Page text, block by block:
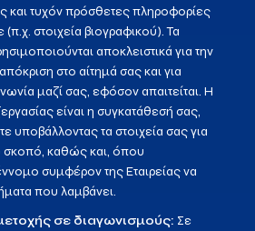
τυχόν πρόσθετες πληροφορίες
στοιχεία βιογραφικού). Τα
αποκλειστικά για την
στο αίτημά σας και για
μαζί σας, εφόσον απαιτείται. H
είναι η συγκατάθεσή σας,
υποβάλλοντας τα στοιχεία σας για
σκοπό, καθώς και, όπου
συμφέρον της Εταιρείας να
που λαμβάνει.
σε διαγωνισμούς: Σε